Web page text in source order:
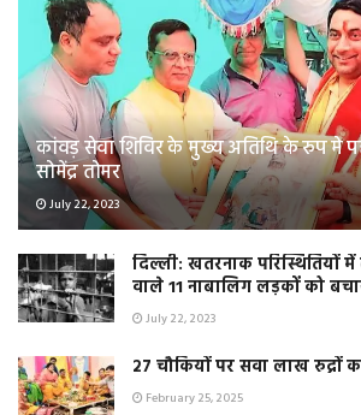
कांवड़ सेवा शिविर के मुख्य अतिथि के रुप मे
सोमेंद्र तोमर
July 22, 2023
दिल्ली: खतरनाक
वाले 11 नाबालिग लड़कों को
July 22, 2023
२७ चौकियों पर सवा लाख रुद्रों
February 25, 2025